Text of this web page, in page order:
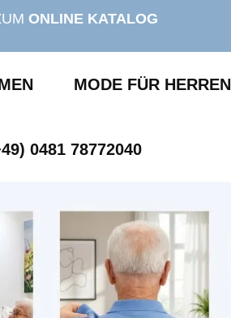
ONLINE KATALOG
MODE FÜR HERREN
0481 78772040